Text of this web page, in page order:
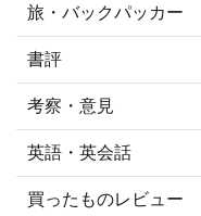
旅・バックパッカー
書評
考察・意見
英語・英会話
買ったものレビュー